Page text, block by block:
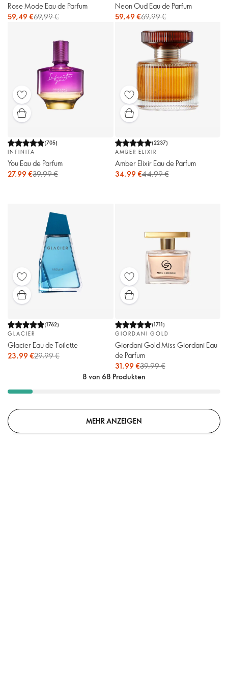
Rose Mode Eau de Parfum
59,49 €69,99 €
Neon Oud Eau de Parfum
59,49 €69,99 €
(705)
INFINITA
You Eau de Parfum
27,99 €39,99 €
(2237)
AMBER ELIXIR
Amber Elixir Eau de Parfum
34,99 €44,99 €
(1762)
GLACIER
Glacier Eau de Toilette
23,99 €29,99 €
(1711)
GIORDANI GOLD
Giordani Gold Miss Giordani Eau
de Parfum
31,99 €39,99 €
8 von 68 Produkten
MEHR ANZEIGEN